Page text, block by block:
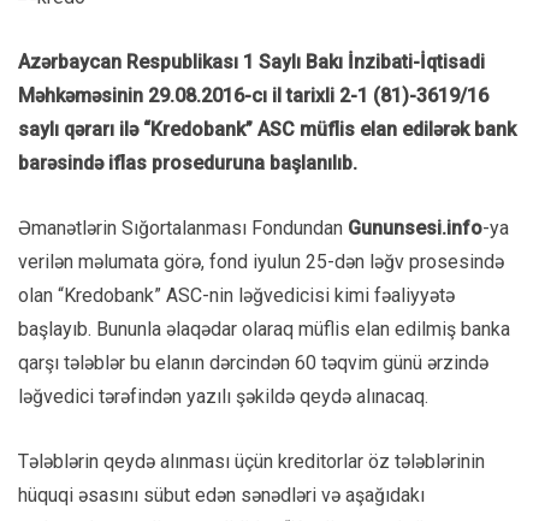
Azərbaycan Respublikası 1 Saylı Bakı İnzibati-İqtisadi
Məhkəməsinin 29.08.2016-cı il tarixli 2-1 (81)-3619/16
saylı qərarı ilə “Kredobank” ASC müflis elan edilərək bank
barəsində iflas proseduruna başlanılıb.
Əmanətlərin Sığortalanması Fondundan Gununsesi.info-ya
verilən məlumata görə, fond iyulun 25-dən ləğv prosesində
olan “Kredobank” ASC-nin ləğvedicisi kimi fəaliyyətə
başlayıb. Bununla əlaqədar olaraq müflis elan edilmiş banka
qarşı tələblər bu elanın dərcindən 60 təqvim günü ərzində
ləğvedici tərəfindən yazılı şəkildə qeydə alınacaq.
Tələblərin qeydə alınması üçün kreditorlar öz tələblərinin
hüquqi əsasını sübut edən sənədləri və aşağıdakı